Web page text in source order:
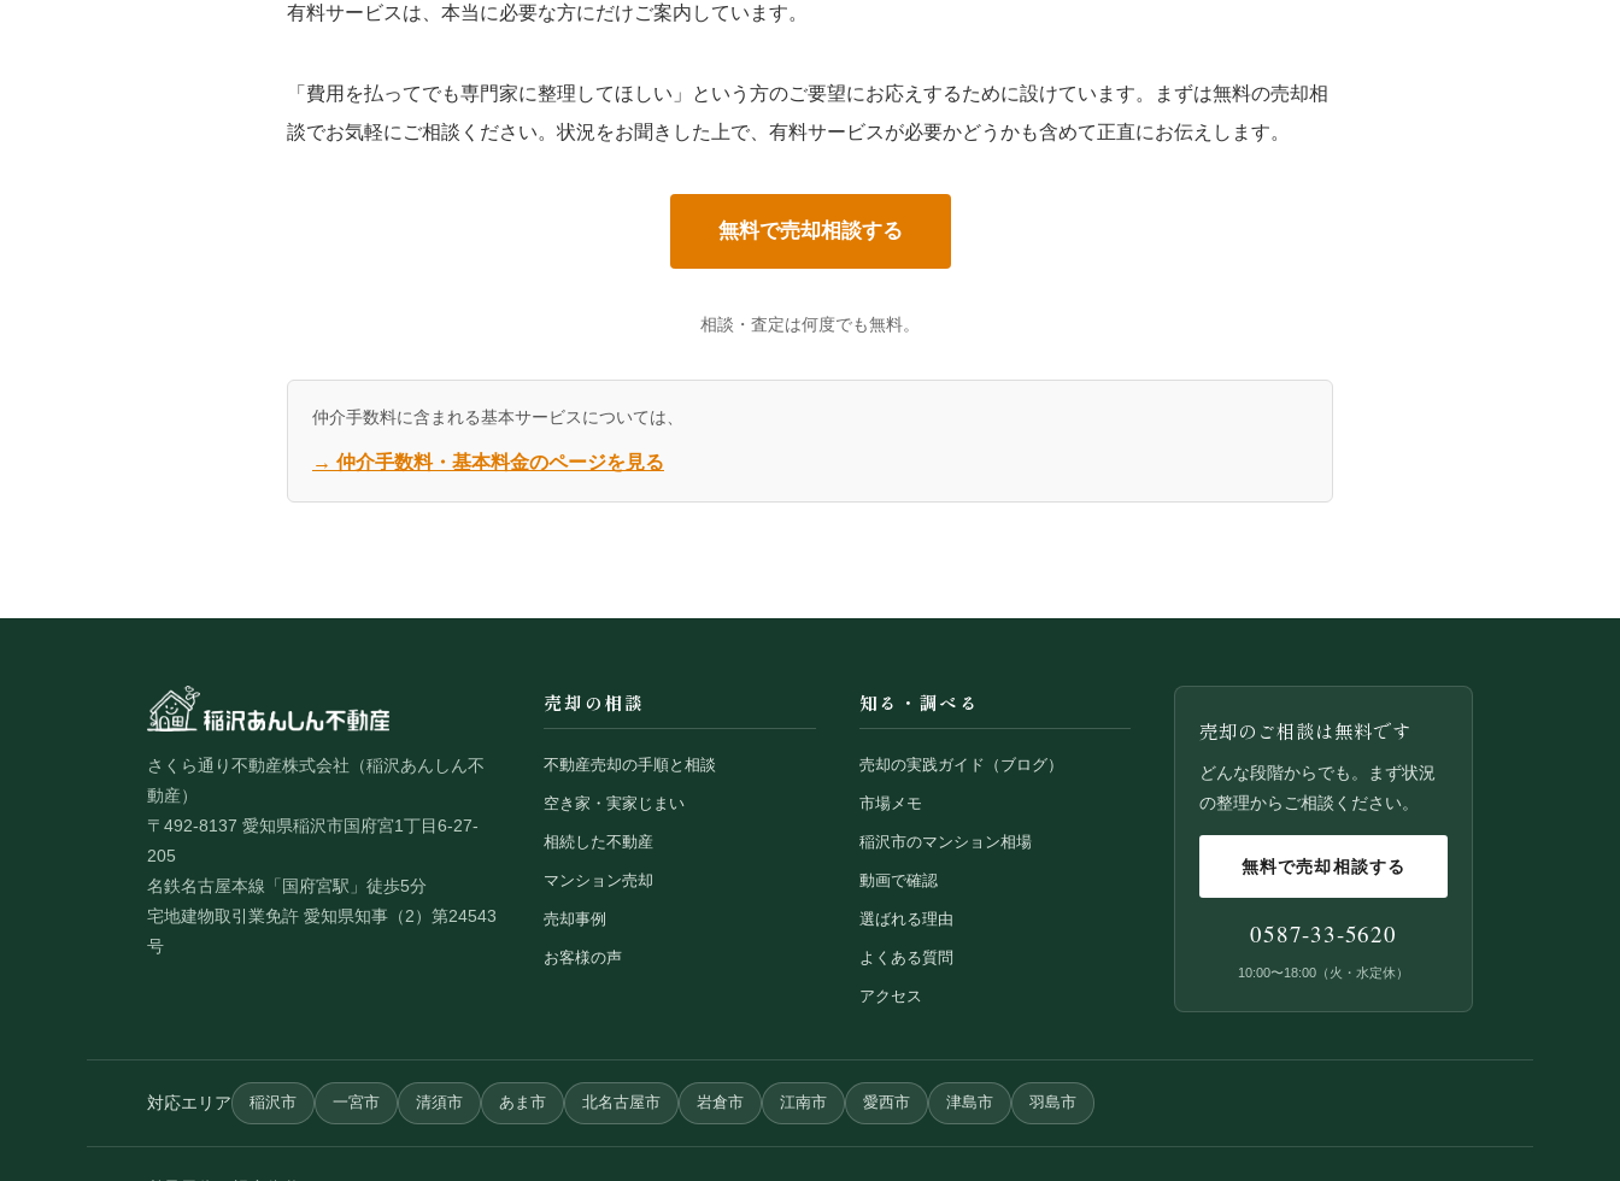
有料サービスは、本当に必要な方にだけご案内しています。
「費用を払ってでも専門家に整理してほしい」という方のご要望にお応えするために設けています。まずは無料の売却相
談でお気軽にご相談ください。状況をお聞きした上で、有料サービスが必要かどうかも含めて正直にお伝えします。
無料で売却相談する
相談・査定は何度でも無料。
仲介手数料に含まれる基本サービスについては、
→ 仲介手数料・基本料金のページを見る
さくら通り不動産株式会社（稲沢あんしん不
動産）
〒492-8137 愛知県稲沢市国府宮1丁目6-27-
205
名鉄名古屋本線「国府宮駅」徒歩5分
宅地建物取引業免許 愛知県知事（2）第24543
号
売却の相談
不動産売却の手順と相談
空き家・実家じまい
相続した不動産
マンション売却
売却事例
お客様の声
知る・調べる
売却の実践ガイド（ブログ）
市場メモ
稲沢市のマンション相場
動画で確認
選ばれる理由
よくある質問
アクセス
売却のご相談は無料です
どんな段階からでも。まず状況
の整理からご相談ください。
無料で売却相談する
0587-33-5620
10:00〜18:00（火・水定休）
対応エリア 稲沢市 一宮市 清須市 あま市 北名古屋市 岩倉市 江南市 愛西市 津島市 羽島市